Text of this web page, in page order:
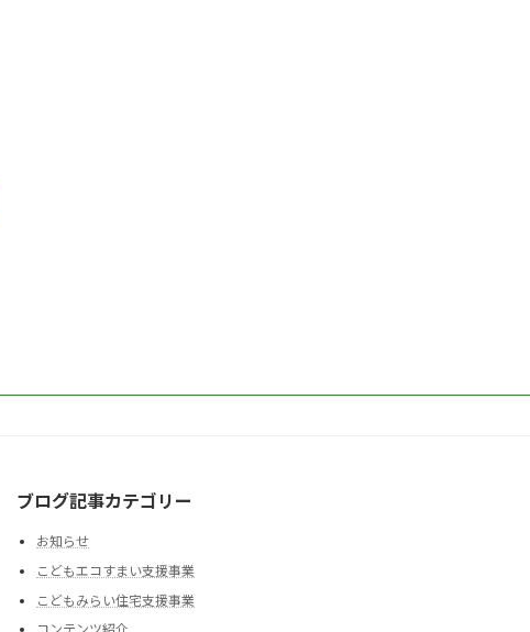
ブログ記事カテゴリー
お知らせ
こどもエコすまい支援事業
こどもみらい住宅支援事業